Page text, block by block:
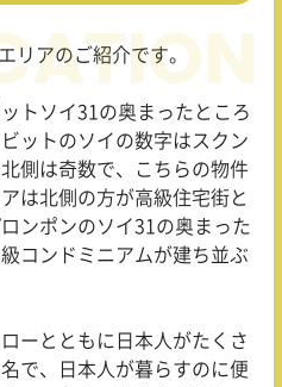
リアのご紹介です。
トソイ31 の奥まったところ
ットのソイの数字はスクン
側は奇数で、こちらの物件
は北側の方が高級住宅街と
ンポンのソイ31 の奥まった
コンドミニアムが建ち並ぶ
ーとともに日本人がたくさ
で、日本人が暮らすのに便